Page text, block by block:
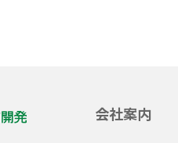
会社案内